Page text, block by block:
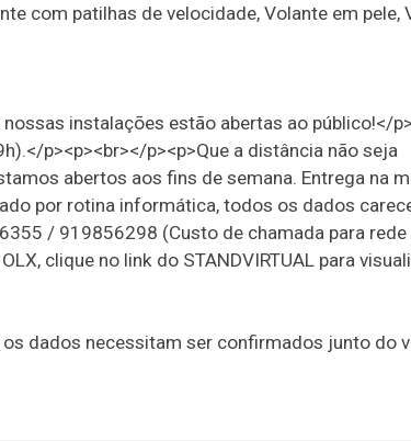
com patilhas de velocidade, Volante em pele,
instalações estão abertas ao público!</
p><p><br></p><p>Que a distância não seja
abertos aos fins de semana. Entrega na
por rotina informática, todos os dados
/ 919856298 (Custo de chamada para rede
clique no link do STANDVIRTUAL para
dados necessitam ser confirmados junto do